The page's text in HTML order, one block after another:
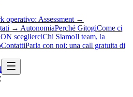
operativo: Assessment →
→ AutonomiaPerché GitogiCome ci
sceglierciChi SiamoIl team, la
ContattiParla con noi: una call gratuita di